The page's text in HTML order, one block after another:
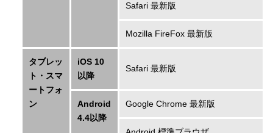
Safari 最新版
Mozilla FireFox 最新版
タブレッ
ト・スマ
ートフォ
ン
iOS 10
以降
Safari 最新版
Android
4.4以降
Google Chrome 最新版